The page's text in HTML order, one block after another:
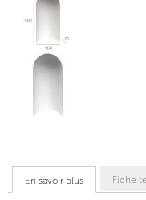
En savoir plus Fiche